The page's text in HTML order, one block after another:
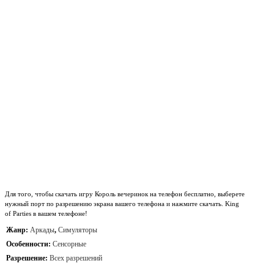
Для того, чтобы скачать игру Король вечеринок на телефон бесплатно, выберете
нужный порт по разрешению экрана вашего телефона и нажмите скачать. King
of Parties в вашем телефоне!
Жанр: Аркады, Симуляторы
Особенности: Сенсорные
Разрешение: Всех разрешений